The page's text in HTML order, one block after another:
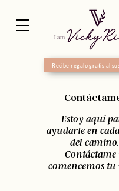
Recibe regalo gratis al
Estoy aquí
ayudarte en
del camino.
Contáctame
comencemos tu